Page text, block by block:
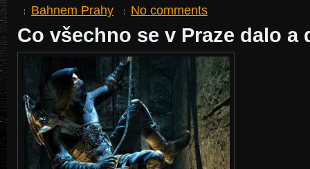
Bahnem Prahy No comments
Co všechno se v Praze dalo a